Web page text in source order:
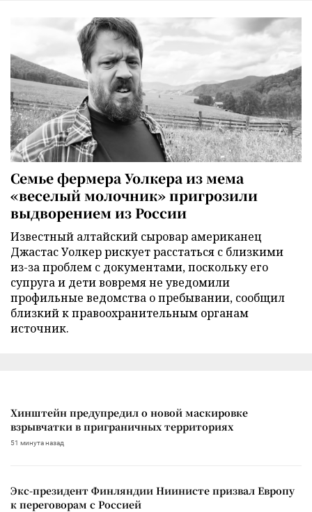
Семье фермера Уолкера из мема
«веселый молочник» пригрозили
выдворением из России
Известный алтайский сыровар американец
Джастас Уолкер рискует расстаться с близкими
из-за проблем с документами, поскольку его
супруга и дети вовремя не уведомили
профильные ведомства о пребывании, сообщил
близкий к правоохранительным органам
источник.
Хинштейн предупредил о новой маскировке
взрывчатки в приграничных территориях
51 минута назад
Экс-президент Финляндии Ниинисте призвал Европу
к переговорам с Россией